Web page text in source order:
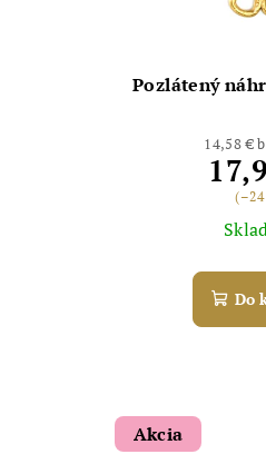
Pozlátený
14,58 €
(–24
Do
Akcia